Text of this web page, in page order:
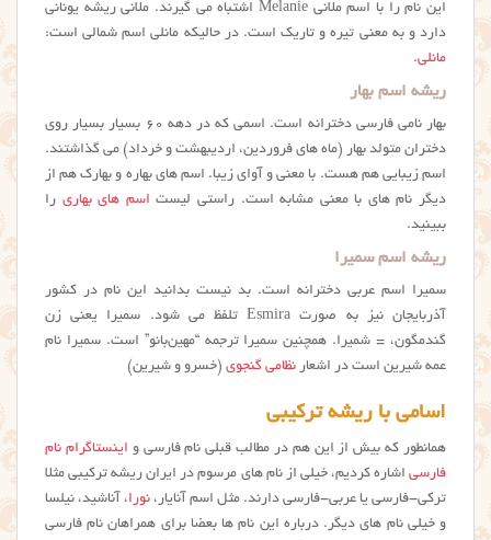
این نام را با اسم ملانی Melanie اشتباه می گیرند. ملانی ریشه یونانی
دارد و به معنی تیره و تاریک است. در حالیکه مانلی اسم شمالی است:
مانلی.
ریشه اسم بهار
بهار نامی فارسی دخترانه است. اسمی که در دهه ۶۰ بسیار بسیار روی
دختران متولد بهار (ماه های فروردین، اردیبهشت و خرداد) می گذاشتند.
اسم زیبایی هم هست. با معنی و آوای زیبا. اسم های بهاره و بهارک هم از
دیگر نام های با معنی مشابه است. راستی لیست اسم های بهاری را
ببینید.
ریشه اسم سمیرا
سمیرا اسم عربی دخترانه است. بد نیست بدانید این نام در کشور
آذربایجان نیز به صورت Esmira تلفظ می شود. سمیرا یعنی زن
گندمگون، = شمیرا. همچنین سمیرا ترجمه‌ “مهین‌بانو” است. سمیرا نام
عمه‌ شیرین است در اشعار نظامی گنجوی (خسرو و شیرین)
اسامی با ریشه ترکیبی
همانطور که بیش از این هم در مطالب قبلی نام فارسی و اینستاگرام نام
فارسی اشاره کردیم، خیلی از نام های مرسوم در ایران ریشه ترکیبی مثلا
ترکی-فارسی یا عربی-فارسی دارند. مثل اسم آنایار، نورا، آناشید، نیلسا
و خیلی نام های دیگر. درباره این نام ها بعضا برای همراهان نام فارسی